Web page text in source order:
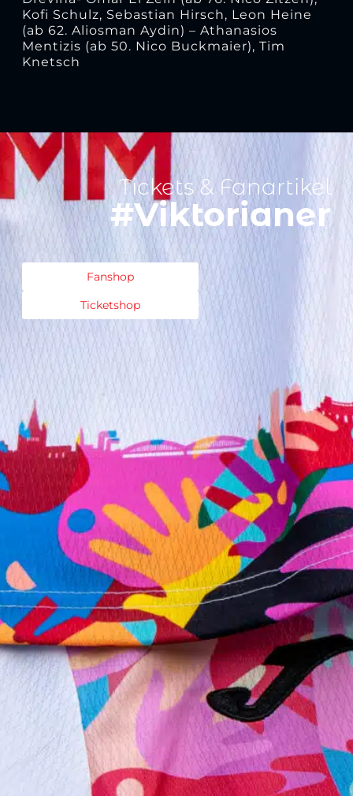
Kofi Schulz, Sebastian Hirsch, Leon Heine
(ab 62. Aliosman Aydin) – Athanasios
Mentizis (ab 50. Nico Buckmaier), Tim
Knetsch
Tickets & Fanartikel
#Viktorianer
Fanshop
Ticketshop